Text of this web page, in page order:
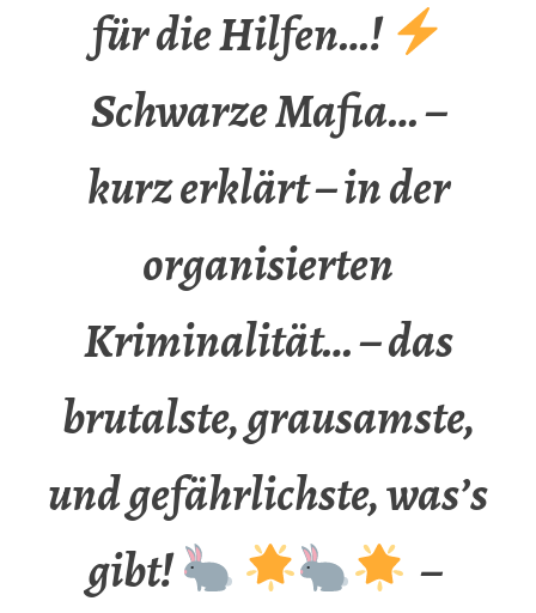
für die Hilfen…!
Schwarze Mafia… –
kurz erklärt – in der
organisierten
Kriminalität… – das
brutalste, grausamste,
und gefährlichste, was’s
gibt!
–